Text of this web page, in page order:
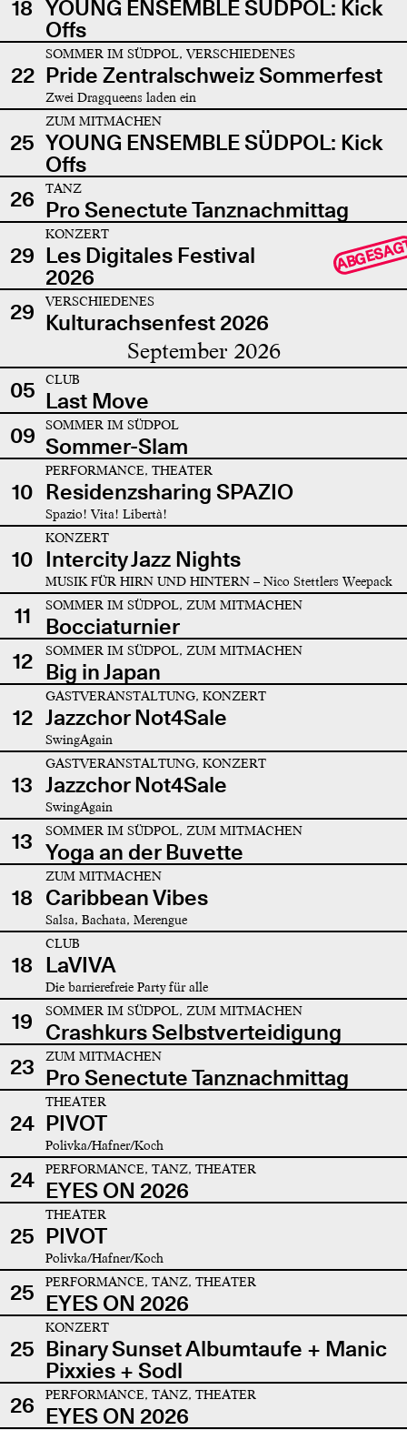
18 YOUNG ENSEMBLE SÜDPOL: Kick
Offs
22
SOMMER IM SÜDPOL, VERSCHIEDENES
Pride Zentralschweiz Sommerfest
Zwei Dragqueens laden ein
25
ZUM MITMACHEN
YOUNG ENSEMBLE SÜDPOL: Kick
Offs
26
TANZ
Pro Senectute Tanznachmittag
29
KONZERT
Les Digitales Festival
2026
29 VERSCHIEDENES
Kulturachsenfest 2026
September 2026
05 CLUB
Last Move
09
SOMMER IM SÜDPOL
Sommer-Slam
10
PERFORMANCE, THEATER
Residenzsharing SPAZIO
Spazio! Vita! Libertà!
10
KONZERT
Intercity Jazz Nights
MUSIK FÜR HIRN UND HINTERN – Nico Stettlers Weepack
11 SOMMER IM SÜDPOL, ZUM MITMACHEN
Bocciaturnier
12
SOMMER IM SÜDPOL, ZUM MITMACHEN
Big in Japan
12
GASTVERANSTALTUNG, KONZERT
Jazzchor Not4Sale
SwingAgain
13
GASTVERANSTALTUNG, KONZERT
Jazzchor Not4Sale
SwingAgain
13 SOMMER IM SÜDPOL, ZUM MITMACHEN
Yoga an der Buvette
18
ZUM MITMACHEN
Caribbean Vibes
Salsa, Bachata, Merengue
18
CLUB
LaVIVA
Die barrierefreie Party für alle
19 SOMMER IM SÜDPOL, ZUM MITMACHEN
Crashkurs Selbstverteidigung
23
ZUM MITMACHEN
Pro Senectute Tanznachmittag
24
THEATER
PIVOT
Polivka/Hafner/Koch
24 PERFORMANCE, TANZ, THEATER
EYES ON 2026
25
THEATER
PIVOT
Polivka/Hafner/Koch
25 PERFORMANCE, TANZ, THEATER
EYES ON 2026
25
KONZERT
Binary Sunset Albumtaufe + Manic
Pixxies + Sodl
26
PERFORMANCE, TANZ, THEATER
EYES ON 2026